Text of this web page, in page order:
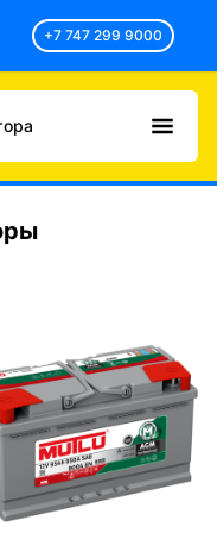
+7 747 299 9000